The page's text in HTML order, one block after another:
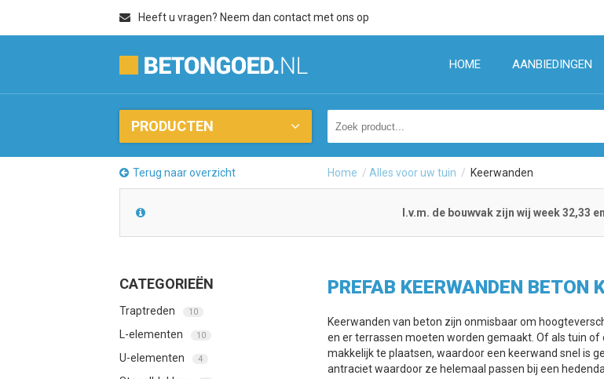
Heeft u vragen? Neem dan contact met ons op
HOME AANBIEDINGEN
PRODUCTEN
Terug naar overzicht Home / Alles voor uw tuin / Keerwanden
I.v.m. de bouwvak zijn wij week 32,33
PREFAB KEERWANDEN BETON
Keerwanden van beton zijn onmisbaar om
en er terrassen moeten worden gemaakt. Of als tuin
makkelijk te plaatsen, waardoor een keerwand snel is
antraciet waardoor ze helemaal passen bij een
CATEGORIEËN
Traptreden 10
L-elementen 10
U-elementen 4